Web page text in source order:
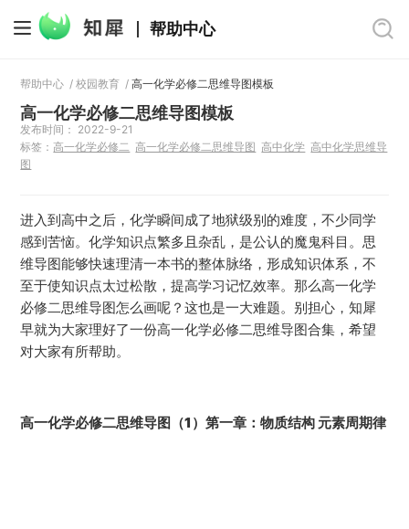
帮助中心
帮助中心 /校园教育 /高一化学必修二思维导图模板
高一化学必修二思维导图模板
发布时间： 2022-9-21
标签：高一化学必修二 高一化学必修二思维导图 高中化学 高中化学思维导
图
进入到高中之后，化学瞬间成了地狱级别的难度，不少同学
感到苦恼。化学知识点繁多且杂乱，是公认的魔鬼科目。思
维导图能够快速理清一本书的整体脉络，形成知识体系，不
至于使知识点太过松散，提高学习记忆效率。那么高一化学
必修二思维导图怎么画呢？这也是一大难题。别担心，知犀
早就为大家理好了一份高一化学必修二思维导图合集，希望
对大家有所帮助。
高一化学必修二思维导图（1）第一章：物质结构 元素周期律